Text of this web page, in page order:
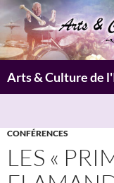
Aller
au
contenu
Arts & Culture de
CONFÉRENCES
LES «